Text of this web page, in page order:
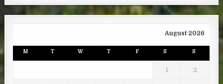
August 2026
M T W T F S S
1 2